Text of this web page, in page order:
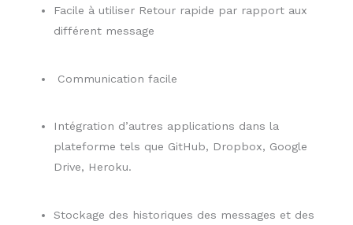
Facile à utiliser Retour rapide par rapport aux
différent message
Communication facile
Intégration d’autres applications dans la
plateforme tels que GitHub, Dropbox, Google
Drive, Heroku.
Stockage des historiques des messages et des